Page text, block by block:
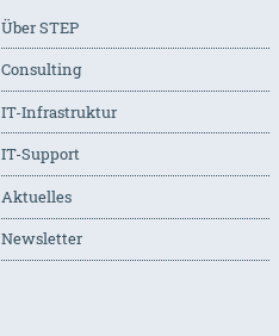
Über STEP
Consulting
IT-Infrastruktur
IT-Support
Aktuelles
Newsletter